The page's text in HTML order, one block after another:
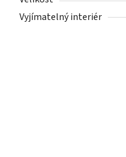
Vyjímatelný interiér